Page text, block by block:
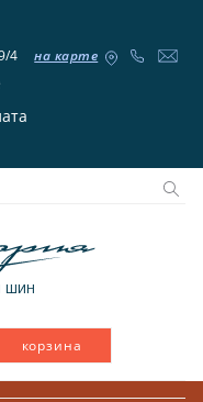
4 на карте
ШИН
корзина